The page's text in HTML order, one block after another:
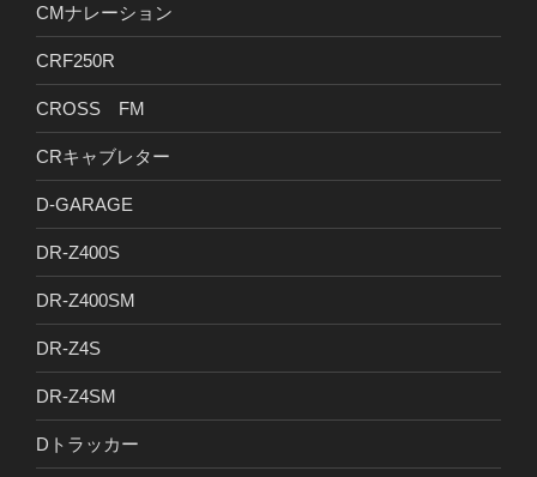
CMナレーション
CRF250R
CROSS FM
CRキャブレター
D-GARAGE
DR-Z400S
DR-Z400SM
DR-Z4S
DR-Z4SM
Dトラッカー